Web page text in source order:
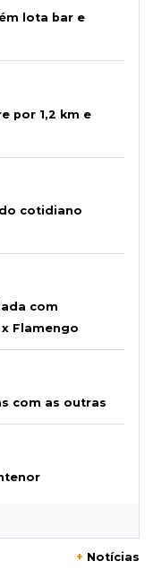
lota bar e
por 1,2 km e
cotidiano
com
Flamengo
com as outras
+ Notícias